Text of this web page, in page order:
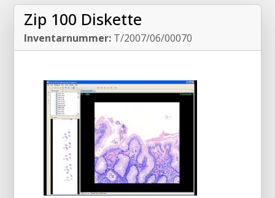
Zip 100 Diskette
Inventarnummer: T/2007/06/00070